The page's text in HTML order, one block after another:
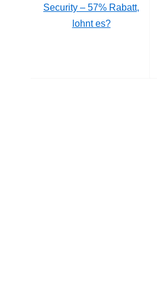
Security – 57% Rabatt,
lohnt es?